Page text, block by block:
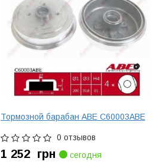
Тормозной барабан ABE C60003ABE
0 отзывов
1 252 грн
сегодня